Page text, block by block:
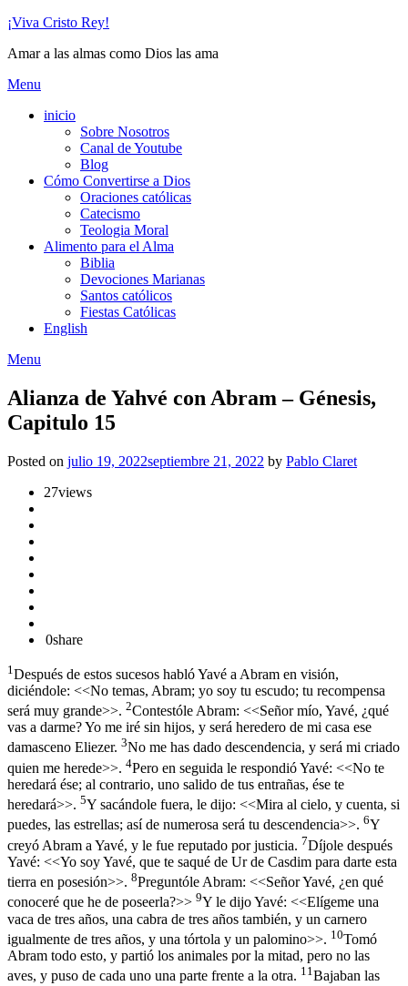
Skip
content
¡Viva Cristo Rey!
Amar a las almas como Dios las ama
Menu
inicio
Sobre Nosotros
Canal de Youtube
Blog
Cómo Convertirse a Dios
Oraciones católicas
Catecismo
Teologia Moral
Alimento para el Alma
Biblia
Devociones Marianas
Santos católicos
Fiestas Católicas
English
Menu
Alianza de Yahvé con Abram – Génesis,
Capitulo 15
Posted on julio 19, 2022septiembre 21, 2022 by Pablo Claret
27views
0share
1 Después de estos sucesos habló Yavé a Abram en visión,
diciéndole: <<No temas, Abram; yo soy tu escudo; tu recompensa
será muy grande>>. 2Contestóle Abram: <<Señor mío, Yavé, ¿qué
vas a darme? Yo me iré sin hijos, y será heredero de mi casa ese
damasceno Eliezer. 3No me has dado descendencia, y será mi criado
quien me herede>>. 4Pero en seguida le respondió Yavé: <<No te
heredará ése; al contrario, uno salido de tus entrañas, ése te
heredará>>. 5Y sacándole fuera, le dijo: <<Mira al cielo, y cuenta, si
puedes, las estrellas; así de numerosa será tu descendencia>>. 6Y
creyó Abram a Yavé, y le fue reputado por justicia. 7Díjole después
Yavé: <<Yo soy Yavé, que te saqué de Ur de Casdim para darte esta
tierra en posesión>>. 8Preguntóle Abram: <<Señor Yavé, ¿en qué
conoceré que he de poseerla?>> 9Y le dijo Yavé: <<Elígeme una
vaca de tres años, una cabra de tres años también, y un carnero
igualmente de tres años, y una tórtola y un palomino>>. 10Tomó
Abram todo esto, y partió los animales por la mitad, pero no las
aves, y puso de cada uno una parte frente a la otra. 11Bajaban las